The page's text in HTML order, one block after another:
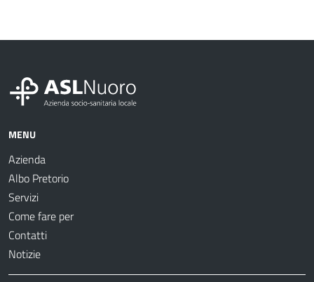
MENU
Azienda
Albo Pretorio
Servizi
Come fare per
Contatti
Notizie